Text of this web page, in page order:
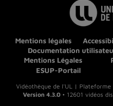
Mentions légales
Documentation
Mentions Légales
ESUP-Portail
Vidéothèque de l'UL |
Version 4.3.0 • 12601 vidéos